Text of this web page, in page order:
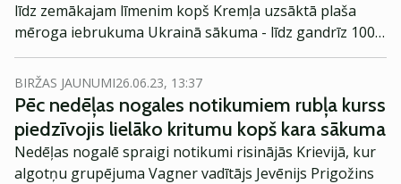
līdz zemākajam līmenim kopš Kremļa uzsāktā plaša
mēroga iebrukuma Ukrainā sākuma - līdz gandrīz 100
rubļiem par eiro.
BIRŽAS JAUNUMI26.06.23, 13:37
Pēc nedēļas nogales notikumiem rubļa kurss
piedzīvojis lielāko kritumu kopš kara sākuma
Nedēļas nogalē spraigi notikumi risinājās Krievijā, kur
algotņu grupējuma Vagner vadītājs Jevēnijs Prigožins